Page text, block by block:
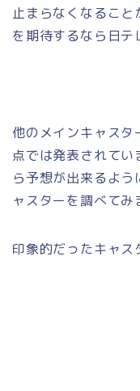
止まらなくなるこ
を期待するなら日テ
他のメインキャス
点では発表されて
ら予想が出来るよ
ャスターを調べてみ
印象的だったキャス